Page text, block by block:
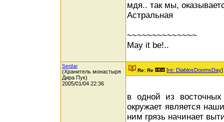
мдя.. так мы,
Астральная
~~~~~~~~~~~~~~
May it be!..
Serdar
(Хранитель монастыря
Дира Пук)
2005/01/04 22:36
Re: Re [re: DiablosDoomsDay]
в одной из
окружает является
ним грязь начинает